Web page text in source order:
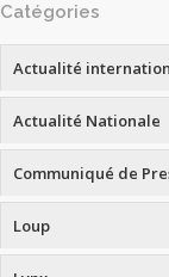
Catégories
Actualité
Actualité Nationale
Communiqué de
Loup